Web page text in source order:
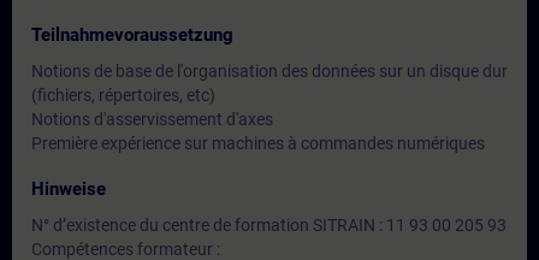
Teilnahmevoraussetzung
Notions de base de l'organisation des données sur un disque dur
(fichiers, répertoires, etc)
Notions d'asservissement d'axes
Première expérience sur machines à commandes numériques
Hinweise
N° d’existence du centre de formation SITRAIN : 11 93 00 205 93
Compétences formateur :